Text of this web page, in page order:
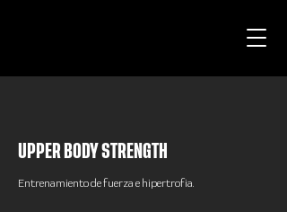
UPPER BODY STRENGTH
Entrenamiento de fuerza e hipertrofia.